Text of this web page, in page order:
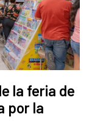
la feria de
por la